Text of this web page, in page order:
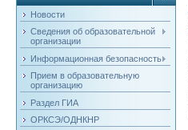
Новости
Сведения об образовательной
организации
Информационная безопасность
Прием в образовательную
организацию
Раздел ГИА
ОРКСЭ/ОДНКНР